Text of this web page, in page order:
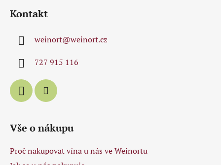
Kontakt
weinort@weinort.cz
727 915 116
Vše o nákupu
Proč nakupovat vína u nás ve Weinortu